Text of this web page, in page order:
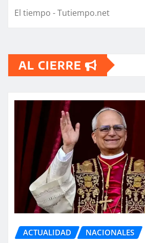
El tiempo - Tutiempo.net
AL CIERRE
ACTUALIDAD NACIONALES